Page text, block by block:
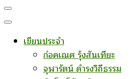
เขียนประจำ
ก่อคเณศ รุ้งสันเทียะ
จุฬารัตน์ ดำรงวิถีธรรม